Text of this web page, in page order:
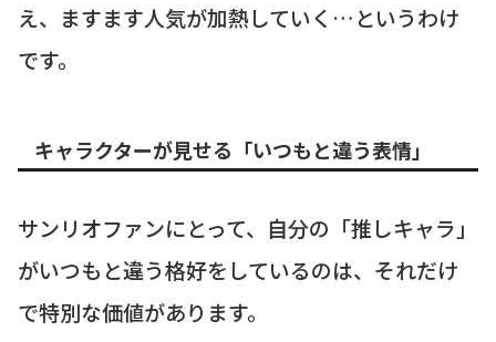
え、ますます人気が加熱していく…というわけ
です。
キャラクターが見せる「いつもと違う表情」
サンリオファンにとって、自分の「推しキャラ」
がいつもと違う格好をしているのは、それだけ
で特別な価値があります。